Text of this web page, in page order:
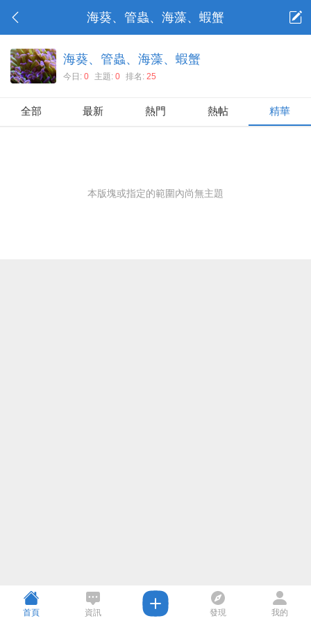
海葵、管蟲、海藻、蝦蟹
海葵、管蟲、海藻、蝦蟹
今日: 0 主題: 0 排名: 25
全部 最新 熱門 熱帖 精華
本版塊或指定的範圍內尚無主題
首頁 資訊 發現 我的